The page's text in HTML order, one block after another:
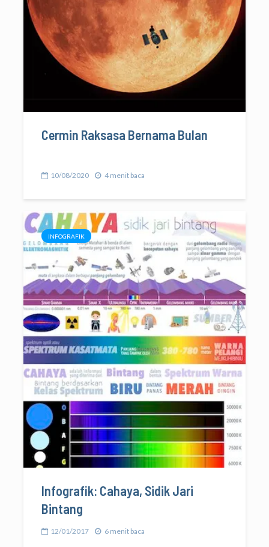
Cermin Raksasa Bernama Bulan
10/08/2020 4 menit baca
INFOGRAFIK
Infografik: Cahaya, Sidik Jari
Bintang
12/01/2017 6 menit baca